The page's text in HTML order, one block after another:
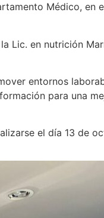
Médico, en
Lic. en nutrición
entornos
para una
el día 13 de